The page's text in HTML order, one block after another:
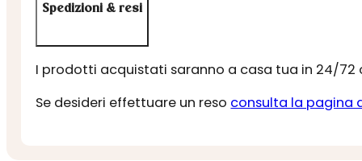
Spedizioni & resi
I prodotti acquistati saranno a casa tua in 24/72
Se desideri effettuare un reso consulta la pagina